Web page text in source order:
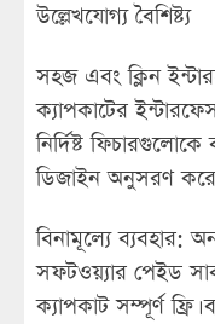
উল্লেখযোগ্য বৈশিষ্ট্য
সহজ এবং ক্লিন
ক্যাপকাটের
নির্দিষ্ট
ডিজাইন অনুসরণ করে।
বিনামূল্যে ব্যবহার:
সফটওয়্যার পেইড
ক্যাপকাট সম্পূর্ণ